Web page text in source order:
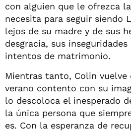
con alguien que le ofrezca
necesita para seguir siendo
lejos de su madre y de sus
desgracia, sus
intentos de matrimonio.
Mientras tanto, Colin vuelve
verano contento con su
lo descoloca el inesperado
la única persona que
es. Con la esperanza de